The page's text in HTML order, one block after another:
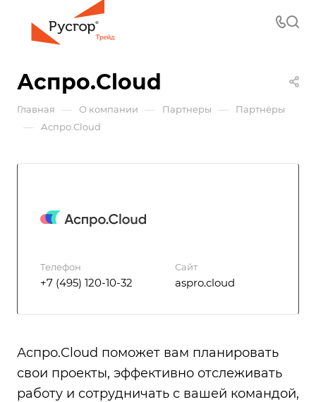
Аспро.Cloud
Главная — О компании — Партнеры — Партнёры
— Аспро.Cloud
Телефон
+7 (495) 120-10-32
Сайт
aspro.cloud
Аспро.Cloud поможет вам планировать
свои проекты, эффективно отслеживать
работу и сотрудничать с вашей командой,